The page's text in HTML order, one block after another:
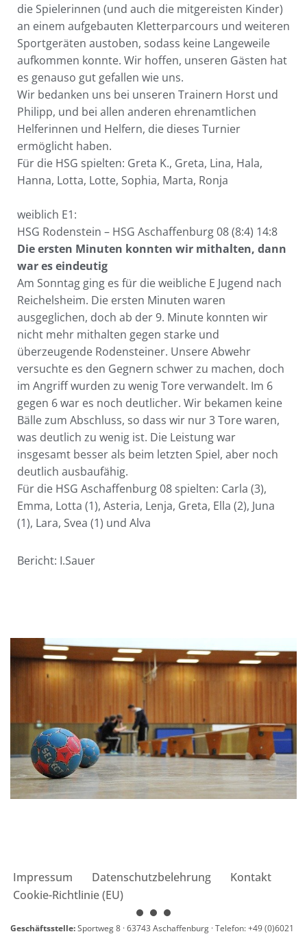
die Spielerinnen (und auch die mitgereisten Kinder)
an einem aufgebauten Kletterparcours und weiteren
Sportgeräten austoben, sodass keine Langeweile
aufkommen konnte. Wir hoffen, unseren Gästen hat
es genauso gut gefallen wie uns.
Wir bedanken uns bei unseren Trainern Horst und
Philipp, und bei allen anderen ehrenamtlichen
Helferinnen und Helfern, die dieses Turnier
ermöglicht haben.
Für die HSG spielten: Greta K., Greta, Lina, Hala,
Hanna, Lotta, Lotte, Sophia, Marta, Ronja
weiblich E1:
HSG Rodenstein – HSG Aschaffenburg 08 (8:4) 14:8
Die ersten Minuten konnten wir mithalten, dann
war es eindeutig
Am Sonntag ging es für die weibliche E Jugend nach
Reichelsheim. Die ersten Minuten waren
ausgeglichen, doch ab der 9. Minute konnten wir
nicht mehr mithalten gegen starke und
überzeugende Rodensteiner. Unsere Abwehr
versuchte es den Gegnern schwer zu machen, doch
im Angriff wurden zu wenig Tore verwandelt. Im 6
gegen 6 war es noch deutlicher. Wir bekamen keine
Bälle zum Abschluss, so dass wir nur 3 Tore waren,
was deutlich zu wenig ist. Die Leistung war
insgesamt besser als beim letzten Spiel, aber noch
deutlich ausbaufähig.
Für die HSG Aschaffenburg 08 spielten: Carla (3),
Emma, Lotta (1), Asteria, Lenja, Greta, Ella (2), Juna
(1), Lara, Svea (1) und Alva
Bericht: I.Sauer
Impressum Datenschutzbelehrung
Kontakt
Cookie-Richtlinie (EU)
Geschäftsstelle:Sportweg 8 · 63743 Aschaffenburg · Telefon: +49 (0)6021